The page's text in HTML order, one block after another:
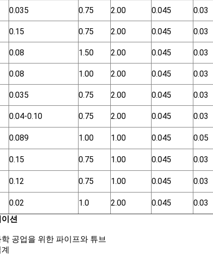
0.035 0.75 2.00 0.045 0.03
0.15 0.75 2.00 0.045 0.03
0.08 1.50 2.00 0.045 0.03
0.08 1.00 2.00 0.045 0.03
0.035 0.75 2.00 0.045 0.03
0.04-0.10 0.75 2.00 0.045 0.03
0.089 1.00 1.00 0.045 0.05
0.15 0.75 1.00 0.045 0.03
0.12 0.75 1.00 0.045 0.03
0.02 1.0 2.00 0.045 0.03
션
학 공업을 위한 파이프와 튜브